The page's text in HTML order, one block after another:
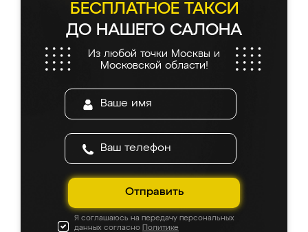
БЕСПЛАТНОЕ ТАКСИ
ДО НАШЕГО САЛОНА
Из любой точки Москвы и
Московской области!
Отправить
Я соглашаюсь на передачу персональных
данных согласно Политике